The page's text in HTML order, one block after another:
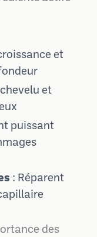
et
et
puissant
: Réparent
des